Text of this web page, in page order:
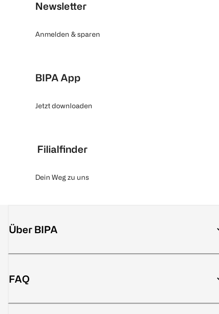
Newsletter
Anmelden & sparen
BIPA App
Jetzt downloaden
Filialfinder
Dein Weg zu uns
Über BIPA
FAQ